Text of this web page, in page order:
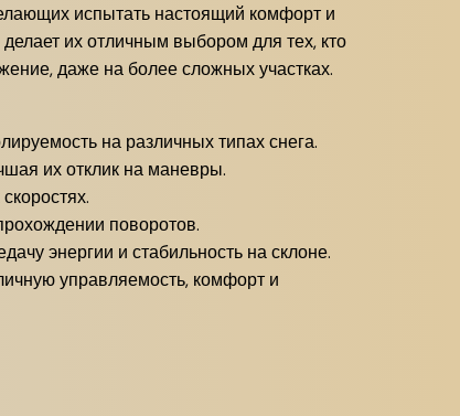
испытать настоящий комфорт и
их отличным выбором для тех, кто
даже на более сложных участках.
на различных типах снега.
их отклик на маневры.
поворотов.
энергии и стабильность на склоне.
управляемость, комфорт и